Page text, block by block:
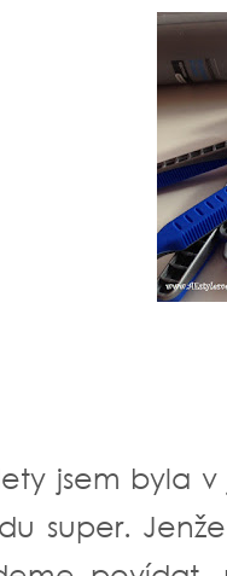
jsem byla
super.